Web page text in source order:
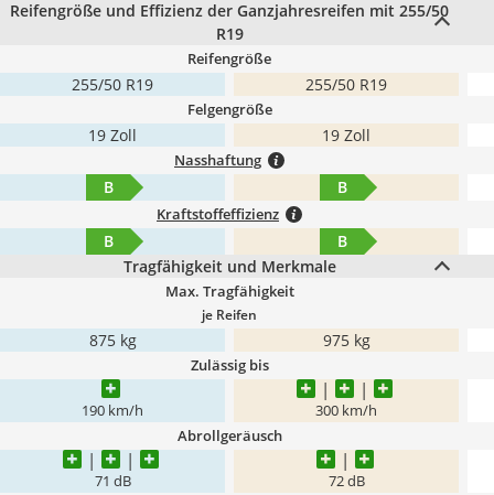
Reifengröße und Effizienz der Ganzjahresreifen mit 255/50
R19
Reifengröße
255/50 R19 255/50 R19
Felgengröße
19 Zoll 19 Zoll
Nasshaftung
B B
Kraftstoffeffizienz
B
B
Tragfähigkeit und Merkmale
Max. Tragfähigkeit
je Reifen
875 kg 975 kg
Zulässig bis
190 km/h 300 km/h
Abrollgeräusch
71 dB 72 dB